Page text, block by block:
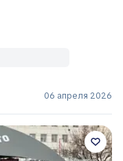
06 апреля 2026